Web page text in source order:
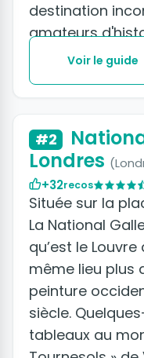
destination
amateurs
Voir le guide
#2
Londres
+32recos
Située sur la
La National
qu’est le
même lieu plus
peinture
siècle.
tableaux au